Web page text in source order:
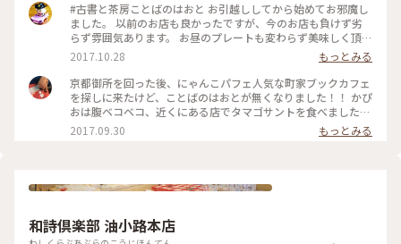
#古書と茶房ことばのはおと お引越ししてから始めてお邪魔し
ました。 以前のお店も良かったですが、今のお店も負けず劣
らず雰囲気あります。 お昼のプレートも変わらず美味しく頂
き、例のにゃんこパフェも😍 この度は帰り際にオーナーさん
と少しお話しできてよかったです。 で、いつもなのですが、お
店を出るときはわざわざご夫婦で三和土まで出てきてお見送り
してくれます。 また行っちゃうじゃない☺️ あ、ちなみに引っ
越してます。 新しい場所は 京都市上京区天神北町12-1
2017.10.28
もっとみる
京都御所を回った後、にゃんこパフェ人気な町家ブックカフェ
を探しに来たけど、ことばのはおとが無くなりました！！ かぴ
おは腹ベコベコ、近くにある店でタマゴサントを食べました！
たまたま入ったが、今流行りのタマゴタントが美味しかった！
カフェ⭐️スターと言う店なんだ！
2017.09.30 もっとみる
和詩倶楽部 油小路本店